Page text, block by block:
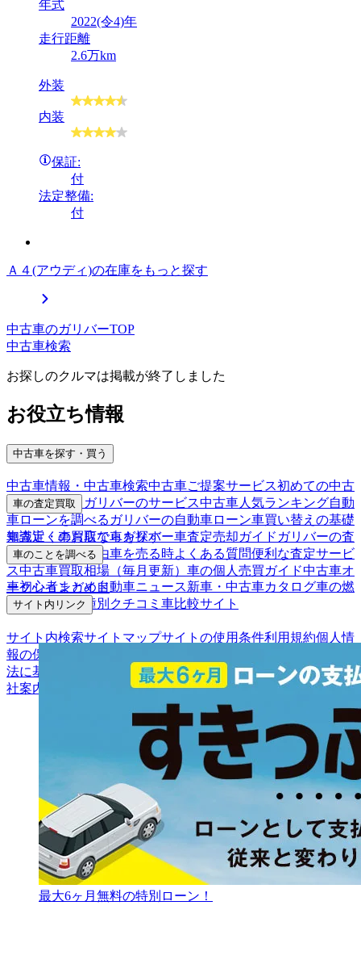
年式
2022(令4)年
走行距離
2.6万km
外装
内装
保証:
付
法定整備:
付
Ａ４(アウディ)の在庫をもっと探す
中古車のガリバーTOP
中古車検索
お探しのクルマは掲載が終了しました
お役立ち情報
中古車を探す・買う
中古車情報・中古車検索中古車ご提案サービス初めての中古
車購入ガイド
ガリバーのサービス中古車人気ランキング自動
車ローンを調べる ガリバーの自動車ローン車買い替えの基礎
知識近くのお店で車を探す
車の査定買取
車査定・車買取ならガリバー車査定売却ガイド ガリバーの査
定が選ばれる理由車を売る時よくある質問便利な査定サービ
ス中古車買取相場（毎月更新） 車の個人売買ガイド中古車オ
ークションガイド
車のことを調べる
車初心者まとめ自動車ニュース新車・中古車カタログ車の燃
費を調べる車種別クチコミ 車比較サイト
サイト内リンク
サイト内検索サイトマップサイトの使用条件利用規約個人情
報の保護について
法に基づく表示
アフィリエイトパートナー募集お客様の声会
社案内
最大6ヶ月無料の特別ローン！